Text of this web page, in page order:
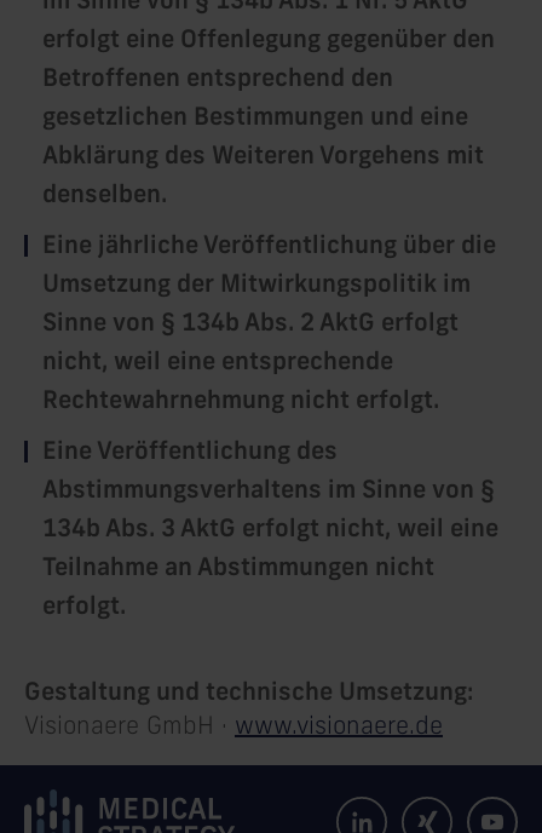
erfolgt eine Offenlegung gegenüber den
Betroffenen entsprechend den
gesetzlichen Bestimmungen und eine
Abklärung des Weiteren Vorgehens mit
denselben.
Eine jährliche Veröffentlichung über die
Umsetzung der Mitwirkungspolitik im
Sinne von § 134b Abs. 2 AktG erfolgt
nicht, weil eine entsprechende
Rechtewahrnehmung nicht erfolgt.
Eine Veröffentlichung des
Abstimmungsverhaltens im Sinne von §
134b Abs. 3 AktG erfolgt nicht, weil eine
Teilnahme an Abstimmungen nicht
erfolgt.
Gestaltung und technische Umsetzung:
Visionaere GmbH · www.visionaere.de